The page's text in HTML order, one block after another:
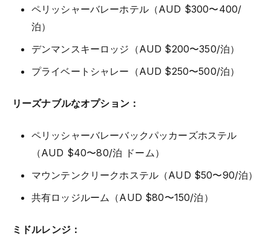
ペリッシャーバレーホテル（AUD $300〜400/
泊）
デンマンスキーロッジ（AUD $200〜350/泊）
プライベートシャレー（AUD $250〜500/泊）
リーズナブルなオプション：
ペリッシャーバレーバックパッカーズホステル
（AUD $40〜80/泊 ドーム）
マウンテンクリークホステル（AUD $50〜90/泊）
共有ロッジルーム（AUD $80〜150/泊）
ミドルレンジ：